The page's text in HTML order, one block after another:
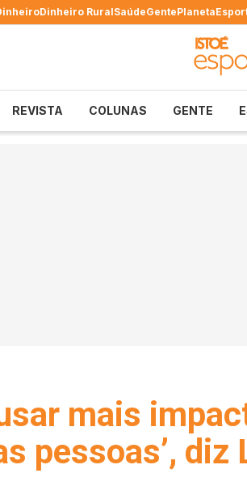
Dinheiro RuralSaúdeGentePlaneta
REVISTA COLUNAS GENTE
mais
pessoas’, diz